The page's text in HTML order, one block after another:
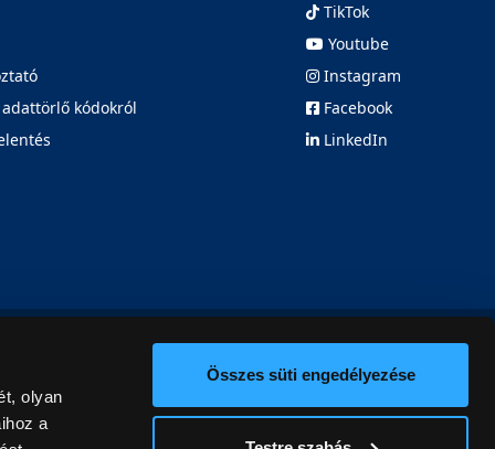
olyan
a
Összes süti engedélyezése
kódokról
TikTok
Youtube
Instagram
Facebook
LinkedIn